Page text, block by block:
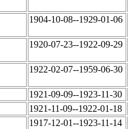
1904-10-08--1929-01-06
1920-07-23--1922-09-29
1922-02-07--1959-06-30
1921-09-09--1923-11-30
1921-11-09--1922-01-18
1917-12-01--1923-11-14